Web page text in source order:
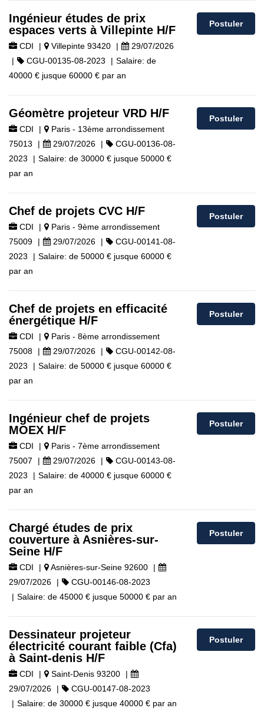
Ingénieur études de prix
espaces verts à Villepinte H/F
CDI | Villepinte 93420 |
29/07/2026
|
CGU-00135-08-2023 | Salaire: de
40000 € jusque 60000 € par an
Postuler
Géomètre projeteur VRD H/F
CDI |
Paris - 13ème arrondissement
75013
| 29/07/2026 |
CGU-00136-08-
2023
| Salaire: de 30000 € jusque 50000 €
par an
Postuler
Chef de projets CVC H/F
CDI |
Paris - 9ème arrondissement
75009
| 29/07/2026 |
CGU-00141-08-
2023
| Salaire: de 50000 € jusque 60000 €
par an
Postuler
Chef de projets en efficacité
énergétique H/F
CDI |
Paris - 8ème arrondissement
75008
| 29/07/2026 |
CGU-00142-08-
2023
| Salaire: de 50000 € jusque 60000 €
par an
Postuler
Ingénieur chef de projets
MOEX H/F
CDI |
Paris - 7ème arrondissement
75007
| 29/07/2026 |
CGU-00143-08-
2023
| Salaire: de 40000 € jusque 60000 €
par an
Postuler
Chargé études de prix
couverture à Asnières-sur-
Seine H/F
CDI | Asnières-sur-Seine 92600
|
29/07/2026
|
CGU-00146-08-2023
| Salaire: de 45000 € jusque 50000 € par an
Postuler
Dessinateur projeteur
électricité courant faible (Cfa)
à Saint-denis H/F
CDI | Saint-Denis 93200
|
29/07/2026
|
CGU-00147-08-2023
| Salaire: de 30000 € jusque 40000 € par an
Postuler